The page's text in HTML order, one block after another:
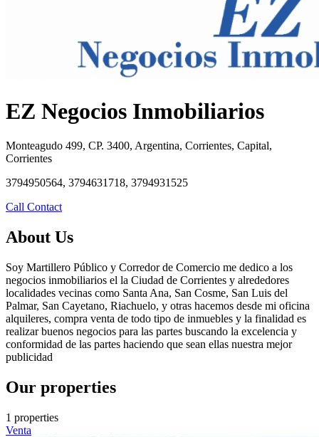
EZ Negocios Inmobiliarios
Monteagudo 499, CP. 3400, Argentina, Corrientes, Capital,
Corrientes
3794950564, 3794631718, 3794931525
Call Contact
About Us
Soy Martillero Público y Corredor de Comercio me dedico a los
negocios inmobiliarios el la Ciudad de Corrientes y alrededores
localidades vecinas como Santa Ana, San Cosme, San Luis del
Palmar, San Cayetano, Riachuelo, y otras hacemos desde mi oficina
alquileres, compra venta de todo tipo de inmuebles y la finalidad es
realizar buenos negocios para las partes buscando la excelencia y
conformidad de las partes haciendo que sean ellas nuestra mejor
publicidad
Our properties
1 properties
Venta